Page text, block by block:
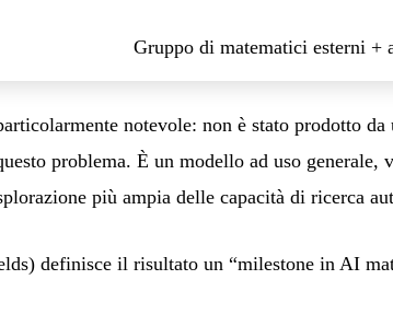
Gruppo di matematici esterni +
notevole: non è stato prodotto da
problema. È un modello ad uso
più ampia delle capacità di ricerca
definisce il risultato un “milestone in AI